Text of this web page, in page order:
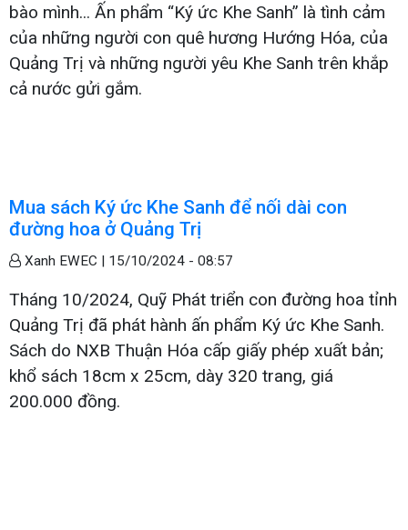
bào mình... Ấn phẩm “Ký ức Khe Sanh” là tình cảm
của những người con quê hương Hướng Hóa, của
Quảng Trị và những người yêu Khe Sanh trên khắp
cả nước gửi gắm.
Mua sách Ký ức Khe Sanh để nối dài con
đường hoa ở Quảng Trị
Xanh EWEC | 15/10/2024 - 08:57
Tháng 10/2024, Quỹ Phát triển con đường hoa tỉnh
Quảng Trị đã phát hành ấn phẩm Ký ức Khe Sanh.
Sách do NXB Thuận Hóa cấp giấy phép xuất bản;
khổ sách 18cm x 25cm, dày 320 trang, giá
200.000 đồng.